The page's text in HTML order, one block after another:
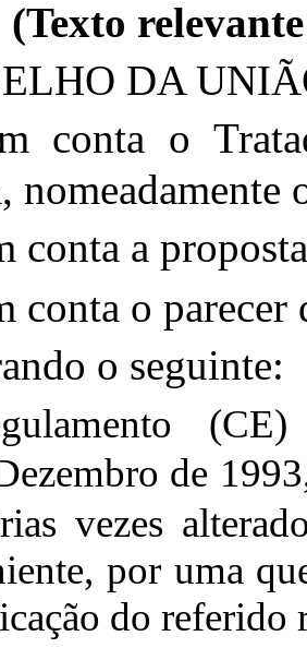
(Texto
DA
conta o
nomeadamente
conta a
conta o
o seguinte:
de
vezes
por uma
do referido